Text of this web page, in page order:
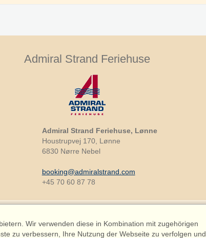
Admiral Strand Feriehuse
Admiral Strand Feriehuse, Lønne
Houstrupvej 170, Lønne
6830 Nørre Nebel
booking@admiralstrand.com
+45 70 60 87 78
Wir verwenden diese in Kombination mit zugehörigen
zu verbessern, Ihre Nutzung der Webseite zu verfolgen und